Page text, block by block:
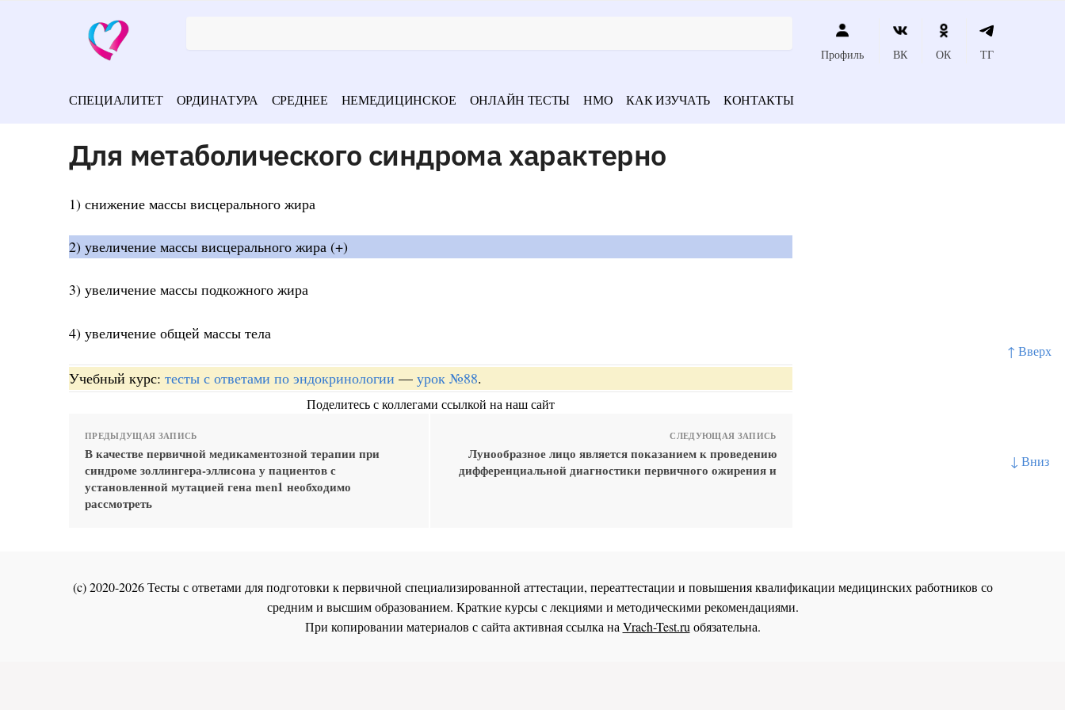
↑ Вверх
↓ Вниз
Профиль ВК ОК ТГ
СПЕЦИАЛИТЕТ ОРДИНАТУРА СРЕДНЕЕ НЕМЕДИЦИНСКОЕ ОНЛАЙН ТЕСТЫ НМО КАК ИЗУЧАТЬ КОНТАКТЫ
Для метаболического синдрома характерно
1) снижение массы висцерального жира
2) увеличение массы висцерального жира (+)
3) увеличение массы подкожного жира
4) увеличение общей массы тела
Учебный курс: тесты с ответами по эндокринологии — урок №88.
Поделитесь с коллегами ссылкой на наш сайт
ПРЕДЫДУЩАЯ ЗАПИСЬ
В качестве первичной медикаментозной терапии при
синдроме золлингера-эллисона у пациентов с
установленной мутацией гена men1 необходимо
рассмотреть
СЛЕДУЮЩАЯ ЗАПИСЬ
Лунообразное лицо является показанием к проведению
дифференциальной диагностики первичного ожирения и
(c) 2020-2026 Тесты с ответами для подготовки к первичной специализированной аттестации, переаттестации и повышения квалификации медицинских работников со
средним и высшим образованием. Краткие курсы с лекциями и методическими рекомендациями.
При копировании материалов с сайта активная ссылка наVrach-Test.ruобязательна.